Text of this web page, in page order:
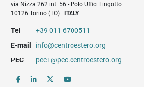
via Nizza 262 int. 56 - Polo Uffici Lingotto
10126 Torino (TO) |
ITALY
Tel
+39 011 6700511
E-mail
info@centroestero.org
PEC
pec1@pec.centroestero.org